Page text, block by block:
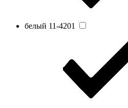
белый 11-4201